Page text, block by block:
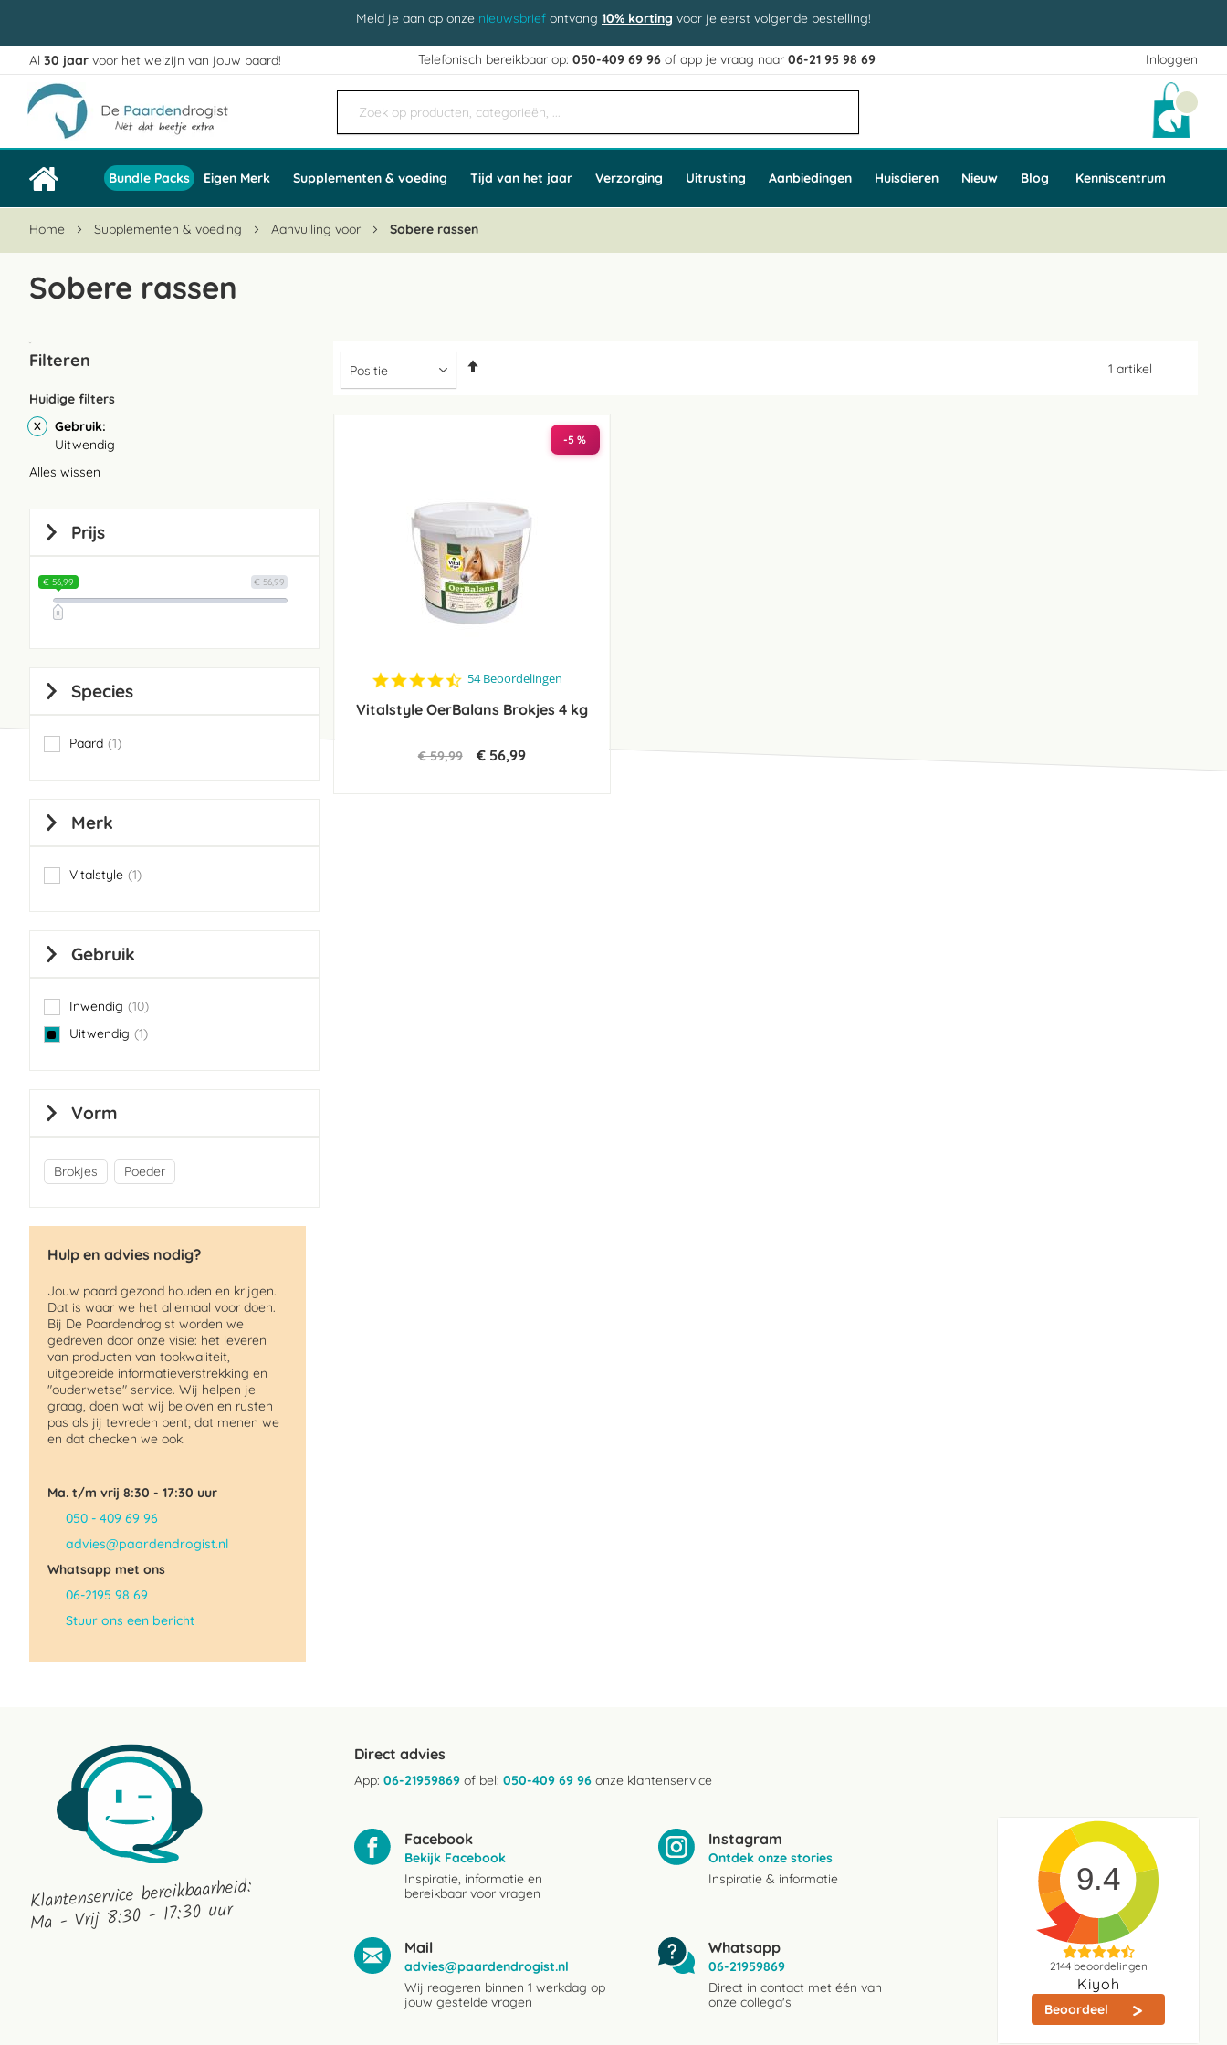
Meld je aan op onze nieuwsbrief ontvang 10% korting voor je eerst volgende bestelling!
Inloggen
Ga
naar
de
inhoud
Al 30 jaar voor het welzijn van jouw paard! Telefonisch bereikbaar op:050-409 69 96 of app je vraag naar06-21 95 98 69
Bundle Packs Eigen Merk Supplementen & voeding Tijd van het jaar Verzorging Uitrusting Aanbiedingen Huisdieren Nieuw Blog Kenniscentrum
Home Supplementen & voeding Aanvulling voor Sobere rassen
Sobere rassen
1 artikel
-5 %
4.7
rating
54 Beoordelingen
Vitalstyle OerBalans Brokjes 4 kg
€ 59,99 € 56,99
Filteren
Huidige filters
Gebruik
Uitwendig
Alles wissen
Prijs
€ 56,99
€ 56,99
Species
Paard 1
item
Merk
Vitalstyle 1
item
Gebruik
Inwendig 10
items
Uitwendig
1
item
Vorm
Brokjes Poeder
Hulp en advies nodig?
Jouw paard gezond houden en krijgen.
Dat is waar we het allemaal voor doen.
Bij De Paardendrogist worden we
gedreven door onze visie: het leveren
van producten van topkwaliteit,
uitgebreide informatieverstrekking en
"ouderwetse" service. Wij helpen je
graag, doen wat wij beloven en rusten
pas als jij tevreden bent; dat menen we
en dat checken we ook.
Ma. t/m vrij 8:30 - 17:30 uur
050 - 409 69 96
advies@paardendrogist.nl
Whatsapp met ons
06-2195 98 69
Stuur ons een bericht
Klantenservice bereikbaarheid:
Ma - Vrij 8:30 - 17:30 uur
Direct advies
App: 06-21959869 of bel: 050-409 69 96 onze klantenservice
Facebook
Bekijk Facebook
Inspiratie, informatie en
bereikbaar voor vragen
Instagram
Ontdek onze stories
Inspiratie & informatie
Mail
advies@paardendrogist.nl
Wij reageren binnen 1 werkdag op
jouw gestelde vragen
Whatsapp
06-21959869
Direct in contact met één van
onze collega's
9.4
2144beoordelingen
Kiyoh
Beoordeel